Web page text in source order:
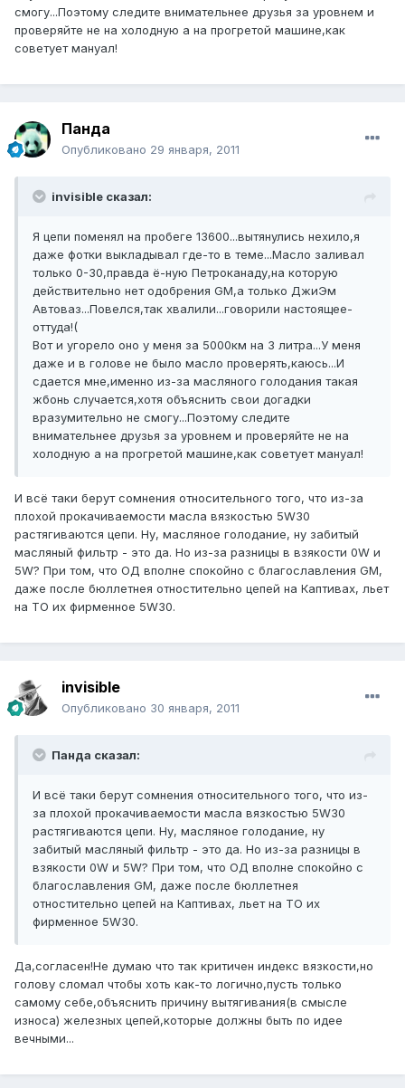
смогу...Поэтому следите внимательнее друзья за уровнем и
проверяйте не на холодную а на прогретой машине,как
советует мануал!
Панда
Опубликовано 29 января, 2011
invisible сказал:
Я цепи поменял на пробеге 13600...вытянулись нехило,я
даже фотки выкладывал где-то в теме...Масло заливал
только 0-30,правда ё-ную Петроканаду,на которую
действительно нет одобрения GM,а только ДжиЭм
Автоваз...Повелся,так хвалили...говорили настоящее-
оттуда!(
Вот и угорело оно у меня за 5000км на 3 литра...У меня
даже и в голове не было масло проверять,каюсь...И
сдается мне,именно из-за масляного голодания такая
жбонь случается,хотя объяснить свои догадки
вразумительно не смогу...Поэтому следите
внимательнее друзья за уровнем и проверяйте не на
холодную а на прогретой машине,как советует мануал!
И всё таки берут сомнения относительного того, что из-за
плохой прокачиваемости масла вязкостью 5W30
растягиваются цепи. Ну, масляное голодание, ну забитый
масляный фильтр - это да. Но из-за разницы в взякости 0W и
5W? При том, что ОД вполне спокойно с благославления GM,
даже после бюллетнея отностительно цепей на Каптивах, льет
на ТО их фирменное 5W30.
invisible
Опубликовано 30 января, 2011
Панда сказал:
И всё таки берут сомнения относительного того, что из-
за плохой прокачиваемости масла вязкостью 5W30
растягиваются цепи. Ну, масляное голодание, ну
забитый масляный фильтр - это да. Но из-за разницы в
взякости 0W и 5W? При том, что ОД вполне спокойно с
благославления GM, даже после бюллетнея
отностительно цепей на Каптивах, льет на ТО их
фирменное 5W30.
Да,согласен!Не думаю что так критичен индекс вязкости,но
голову сломал чтобы хоть как-то логично,пусть только
самому себе,объяснить причину вытягивания(в смысле
износа) железных цепей,которые должны быть по идее
вечными...